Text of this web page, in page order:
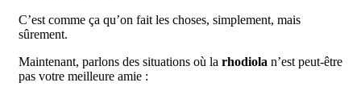
C’est comme ça qu’on fait les choses, simplement, mais
sûrement.
Maintenant, parlons des situations où la rhodiola n’est peut-être
pas votre meilleure amie :